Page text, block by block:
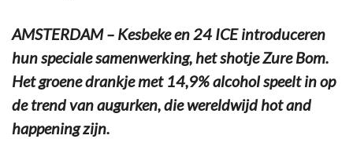
AMSTERDAM – Kesbeke en 24 ICE introduceren
hun speciale samenwerking, het shotje Zure Bom.
Het groene drankje met 14,9% alcohol speelt in op
de trend van augurken, die wereldwijd hot and
happening zijn.